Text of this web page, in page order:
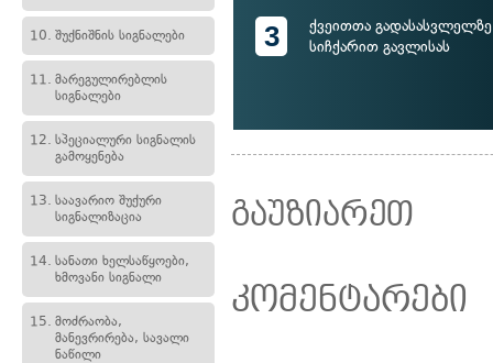
10. შუქნიშნის სიგნალები
11. მარეგულირებლის
სიგნალები
12. სპეციალური სიგნალის
გამოყენება
13. საავარიო შუქური
სიგნალიზაცია
14. სანათი ხელსაწყოები,
ხმოვანი სიგნალი
15. მოძრაობა,
მანევრირება, სავალი
ნაწილი
3
ქვეითთა
სიჩქარით გავლისას
გაუზიარეთ
კომენტარები